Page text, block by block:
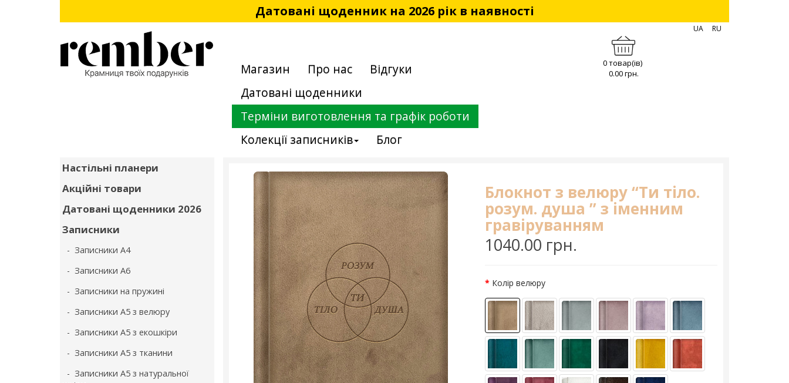
Датовані щоденник на 2026 рік в наявності
Магазин Про нас
Відгуки
Датовані щоденники
Терміни виготовлення та графік роботи
Колекції записників
Блог
0 товар(ів)
0.00 грн.
UA RU
Настільні планери
Акційні товари
Датовані щоденники 2026
Записники
- Записники А4
- Записники А6
- Записники на пружині
- Записники А5 з велюру
- Записники А5 з екошкіри
- Записники А5 з тканини
- Записники А5 з натуральної
Блокнот з велюру “Ти тіло.
розум. душа ” з іменним
гравіруванням
1040.00 грн.
Колір велюру